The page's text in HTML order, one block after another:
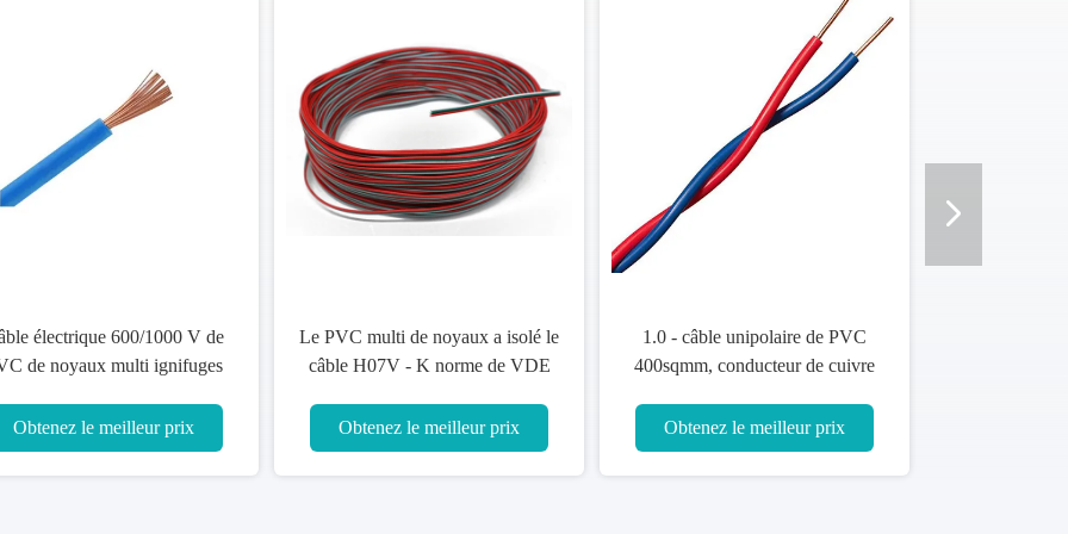
- câble unipolaire de PVC
conducteur de cuivre
PVC
Obtenez le meilleur prix
PVC 150sqmm a isolé l'OEM de
câble le Temp TUV de conducteur
Obtenez le meilleur prix
Bande en acier blindée du noyau
185sqmm du câble cuivre isolée
Obtenez le meilleur prix